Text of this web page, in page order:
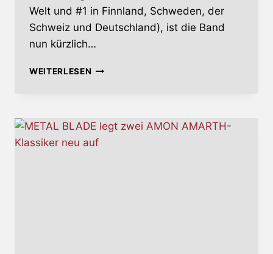
Welt und #1 in Finnland, Schweden, der
Schweiz und Deutschland), ist die Band
nun kürzlich…
WEITERLESENSABATON
PLATIN-
AWARDS
AUSGEZEICHNET